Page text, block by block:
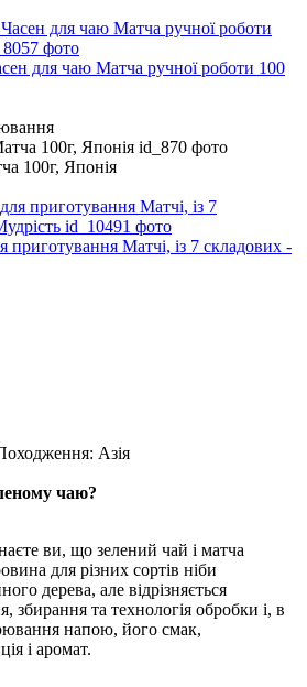
для чаю Матча ручної роботи 100
100г, Японія
приготування Матчі, із 7 складових -
Азія
чаю?
ви, що зелений чай і матча
для різних сортів ніби
дерева, але відрізняється
збирання та технологія обробки і, в
напою, його смак,
і аромат.